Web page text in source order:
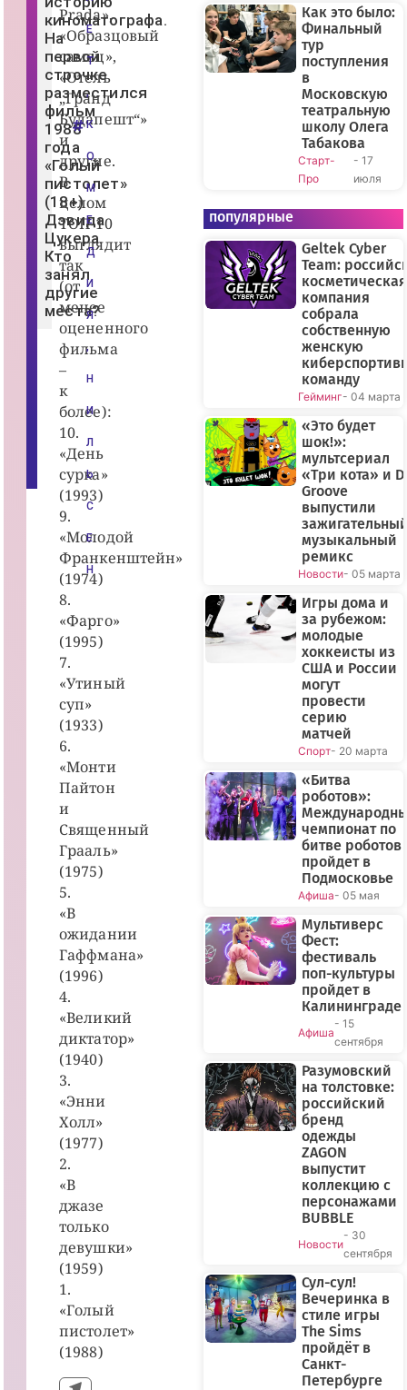
Ш
киноматографа.
На
первой
строчке
разместился
фильм
1988
года
«Голый
пистолет»
(18+)
Дэвида
Цукера.
Кто
занял
другие
места?
Prada»,
«Образцовый
самец»,
«Отель
„Гранд
Будапешт“»
и
другие.
В
целом
ТОП-10
выглядит
так
(от
менее
оцененного
фильма
–
к
более):
10.
«День
сурка»
(1993)
9.
«Молодой
Франкенштейн»
(1974)
8.
«Фарго»
(1995)
7.
«Утиный
суп»
(1933)
6.
«Монти
Пайтон
и
Священный
Грааль»
(1975)
5.
«В
ожидании
Гаффмана»
(1996)
4.
«Великий
диктатор»
(1940)
3.
«Энни
Холл»
(1977)
2.
«В
джазе
только
девушки»
(1959)
1.
«Голый
пистолет»
(1988)
Е
Т
,
К
О
М
Е
Д
И
Я
,
Н
И
Л
Ь
С
Е
Н
Как это было:
Финальный
тур
поступления
в
Московскую
театральную
школу Олега
Табакова
Старт-
Про
- 17
июля
популярные
Geltek Cyber
Team:
косметическая
компания
собрала
собственную
женскую
команду
Гейминг- 04 марта
«Это будет
шок!»:
мультсериал
«Три кота» и
Groove
выпустили
музыкальный
ремикс
Новости- 05 марта
Игры дома и
за рубежом:
молодые
хоккеисты из
США и России
могут
провести
серию
матчей
Спорт- 20 марта
«Битва
роботов»:
чемпионат по
битве роботов
пройдет в
Подмосковье
Афиша- 05 мая
Мультиверс
Фест:
фестиваль
поп-культуры
пройдет в
Калининграде
Афиша
- 15
сентября
Разумовский
на толстовке:
российский
бренд
одежды
ZAGON
выпустит
коллекцию с
персонажами
BUBBLE
Новости
- 30
сентября
Сул-сул!
Вечеринка в
стиле игры
The Sims
пройдёт в
Санкт-
Петербурге